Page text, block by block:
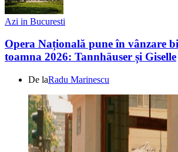
Azi in Bucuresti
Opera Națională pune în vânzare
toamna 2026: Tannhäuser și Giselle
De laRadu Marinescu